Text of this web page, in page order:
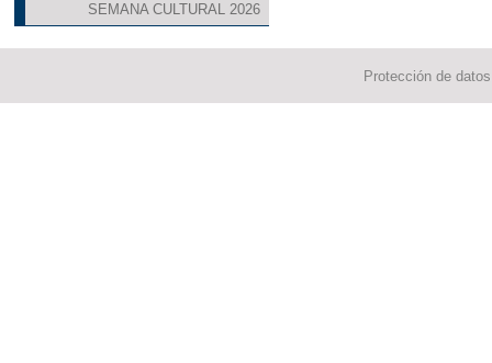
SEMANA CULTURAL 2026
Protección de datos